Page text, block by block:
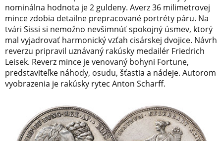
nominálna hodnota je 2 guldeny. Averz 36 milimetrovej
mince zdobia detailne prepracované portréty páru. Na
tvári Sissi si nemožno nevšimnúť spokojný úsmev, ktorý
mal vyjadrovať harmonický vzťah cisárskej dvojice. Návrh
reverzu pripravil uznávaný rakúsky medailér Friedrich
Leisek. Reverz mince je venovaný bohyni Fortune,
predstaviteľke náhody, osudu, šťastia a nádeje. Autorom
vyobrazenia je rakúsky rytec Anton Scharff.